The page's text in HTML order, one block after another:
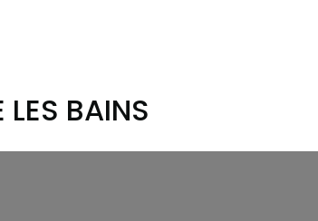
LES BAINS